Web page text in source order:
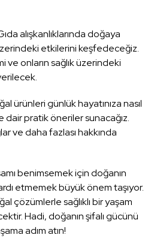
alışkanlıklarında doğaya
etkilerini keşfedeceğiz.
onların sağlık üzerindeki
ürünleri günlük hayatınıza nasıl
pratik öneriler sunacağız.
ve daha fazlası hakkında
benimsemek için doğanın
etmemek büyük önem taşıyor.
çözümlerle sağlıklı bir yaşam
Hadi, doğanın şifalı gücünü
adım atın!